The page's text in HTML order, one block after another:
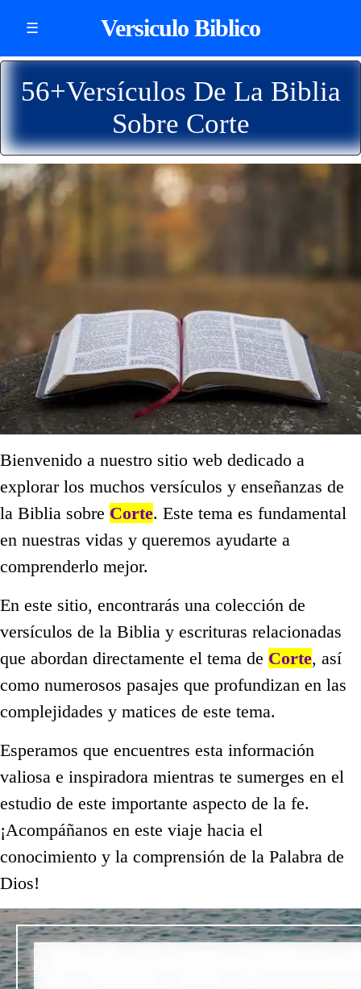
☰ Versiculo Biblico
56+Versículos De La Biblia
Sobre Corte
Bienvenido a nuestro sitio web dedicado a
explorar los muchos versículos y enseñanzas de
la Biblia sobre Corte. Este tema es fundamental
en nuestras vidas y queremos ayudarte a
comprenderlo mejor.
En este sitio, encontrarás una colección de
versículos de la Biblia y escrituras relacionadas
que abordan directamente el tema de Corte, así
como numerosos pasajes que profundizan en las
complejidades y matices de este tema.
Esperamos que encuentres esta información
valiosa e inspiradora mientras te sumerges en el
estudio de este importante aspecto de la fe.
¡Acompáñanos en este viaje hacia el
conocimiento y la comprensión de la Palabra de
Dios!